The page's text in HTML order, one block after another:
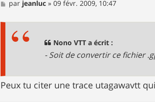
M
e
par jeanluc »09 févr. 2009, 10:47
Nono VTT a écrit :
- Soit de convertir ce fichier
Peux tu citer une trace utagawavtt